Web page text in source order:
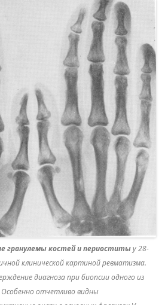
гранулемы костей и периоститыу 28-
клинической картиной ревматизма.
диагноза при биопсии одного из
Особенно отчетливо видны